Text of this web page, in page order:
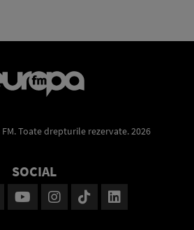
Toate drepturile rezervate. 2026
SOCIAL